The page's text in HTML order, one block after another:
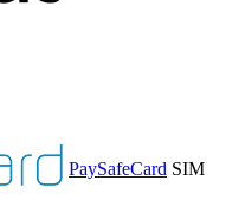
PaySafeCard SIM